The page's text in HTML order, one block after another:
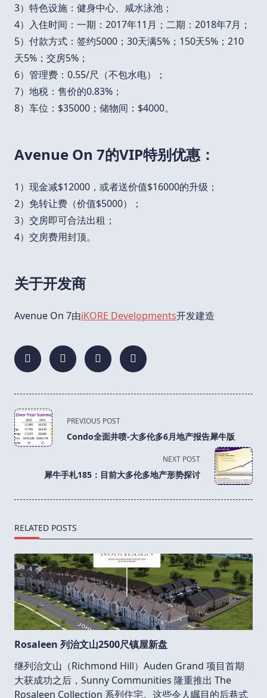
3）特色设施：健身中心、咸水泳池；
4）入住时间：一期：2017年11月；二期：2018年7月；
5）付款方式：签约5000；30天满5%；150天5%；210
天5%；交房5%；
6）管理费：0.55/尺（不包水电）；
7）地税：售价的0.83%；
8）车位：$35000；储物间：$4000。
Avenue On 7的VIP特别优惠：
1）现金减$12000，或者送价值$16000的升级；
2）免转让费（价值$5000）；
3）交房即可合法出租；
4）交房费用封顶。
关于开发商
Avenue On 7由iKORE Developments开发建造
<span
class="nav-
subtitle
reader-
PREVIOUS POST
Condo全面井喷-大多伦多6月地产报告犀牛版
NEXT POST
犀牛手札185：目前大多伦多地产形势探讨
RELATED POSTS
Rosaleen 列治文山2500尺镇屋新盘
继列治文山（Richmond Hill）Auden Grand 项目首期
大获成功之后，Sunny Communities 隆重推出 The
Rosaleen Collection 系列住宅。这些令人瞩目的后巷式